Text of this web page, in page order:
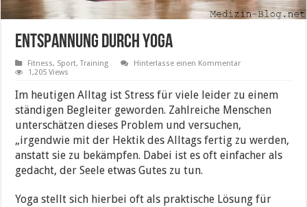
Entspannung durch Yoga
Fitness, Sport, Training
Hinterlasse einen Kommentar
1,205 Views
Im heutigen Alltag ist Stress für viele leider zu einem
ständigen Begleiter geworden. Zahlreiche Menschen
unterschätzen dieses Problem und versuchen,
„irgendwie mit der Hektik des Alltags fertig zu werden,
anstatt sie zu bekämpfen. Dabei ist es oft einfacher als
gedacht, der Seele etwas Gutes zu tun.
Yoga stellt sich hierbei oft als praktische Lösung für